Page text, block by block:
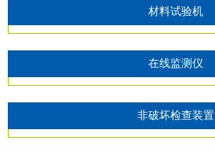
材料试验机
在线监测仪
非破坏检查装置